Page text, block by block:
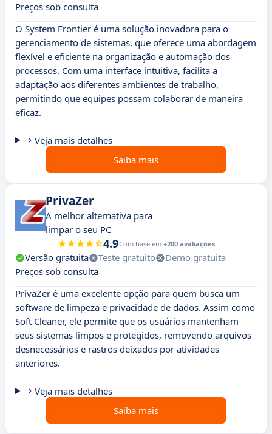
Preços sob consulta
O System Frontier é uma solução inovadora para o
gerenciamento de sistemas, que oferece uma abordagem
flexível e eficiente na organização e automação dos
processos. Com uma interface intuitiva, facilita a
adaptação aos diferentes ambientes de trabalho,
permitindo que equipes possam colaborar de maneira
eficaz.
Veja mais detalhes
Saiba mais
PrivaZer
A melhor alternativa para
limpar o seu PC
4.9Com base em +200 avaliações
Versão gratuita Teste gratuito
Demo gratuita
Preços sob consulta
PrivaZer é uma excelente opção para quem busca um
software de limpeza e privacidade de dados. Assim como
Soft Cleaner, ele permite que os usuários mantenham
seus sistemas limpos e protegidos, removendo arquivos
desnecessários e rastros deixados por atividades
anteriores.
Veja mais detalhes
Saiba mais